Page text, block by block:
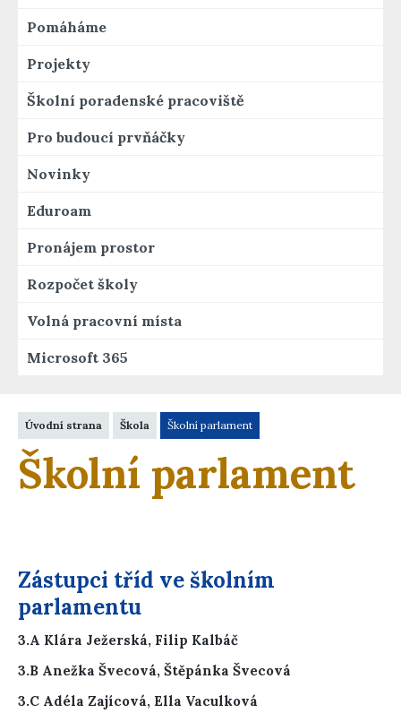
Pomáháme
Projekty
Školní poradenské pracoviště
Pro budoucí prvňáčky
Novinky
Eduroam
Pronájem prostor
Rozpočet školy
Volná pracovní místa
Microsoft 365
Úvodní strana Škola Školní parlament
Školní parlament
Zástupci tříd ve školním
parlamentu
3.A Klára Ježerská, Filip Kalbáč
3.B Anežka Švecová, Štěpánka Švecová
3.C Adéla Zajícová, Ella Vaculková